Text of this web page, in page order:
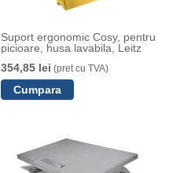
Suport ergonomic Cosy, pentru
picioare, husa lavabila, Leitz
354,85 lei (pret cu TVA)